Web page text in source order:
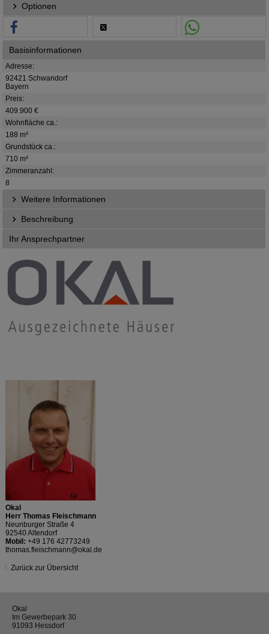
Optionen
Basisinformationen
Adresse:
92421 Schwandorf
Bayern
Preis:
409.900 €
Wohnfläche ca.:
188 m²
Grundstück ca.:
710 m²
Zimmeranzahl:
8
Weitere Informationen
Beschreibung
Ihr Ansprechpartner
Okal
Herr Thomas Fleischmann
Neunburger Straße 4
92540 Altendorf
Mobil: +49 176 42773249
thomas.fleischmann@okal.de
Zurück zur Übersicht
Okal
Im Gewerbepark 30
91093 Hessdorf